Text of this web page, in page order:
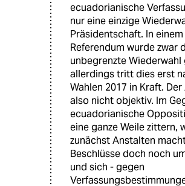
ecuadorianische
nur eine einzige
Präsidentschaft. In einem
Referendum wurde zwar
unbegrenzte
allerdings tritt dies erst
Wahlen 2017 in Kraft.
also nicht objektiv. Im
ecuadorianische
eine ganze Weile zittern,
zunächst Anstalten
Beschlüsse doch noch
und sich - gegen